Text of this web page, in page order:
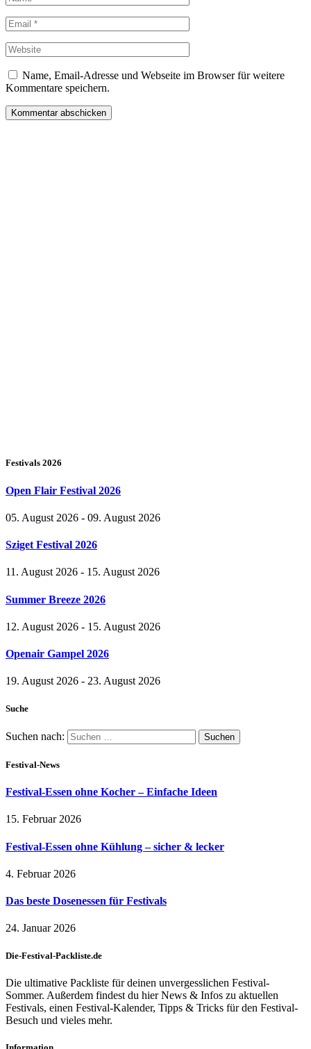
Name, Email-Adresse und Webseite im Browser für weitere
Kommentare speichern.
Festivals 2026
Open Flair Festival 2026
05. August 2026 - 09. August 2026
Sziget Festival 2026
11. August 2026 - 15. August 2026
Summer Breeze 2026
12. August 2026 - 15. August 2026
Openair Gampel 2026
19. August 2026 - 23. August 2026
Suche
Suchen nach:
Festival-News
Festival-Essen ohne Kocher – Einfache Ideen
15. Februar 2026
Festival-Essen ohne Kühlung – sicher & lecker
4. Februar 2026
Das beste Dosenessen für Festivals
24. Januar 2026
Die-Festival-Packliste.de
Die ultimative Packliste für deinen unvergesslichen Festival-
Sommer. Außerdem findest du hier News & Infos zu aktuellen
Festivals, einen Festival-Kalender, Tipps & Tricks für den Festival-
Besuch und vieles mehr.